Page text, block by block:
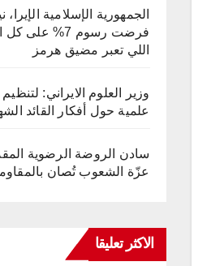
الجمهورية الإسلامية الإيرا،
فرضت رسوم 7%
اللي تعبر مضيق هرمز
وزير العلوم الايراني:
علمية حول أفكار القائد
سادن الروضة الرضوية
عزّة الشعوب تُصان
الاكثر تعليقا